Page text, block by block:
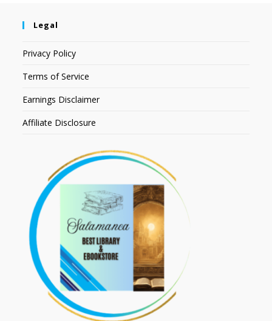
Legal
Privacy Policy
Terms of Service
Earnings Disclaimer
Affiliate Disclosure